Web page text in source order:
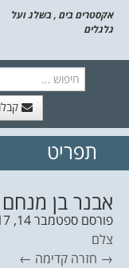
אקסטרים בים , בשלג ועל
גלגלים
// הצטרף
תפריט
אבנר בן מנחם
פורסם ספטמבר 14, 2017
צלם
→ חזרה קדימה ←